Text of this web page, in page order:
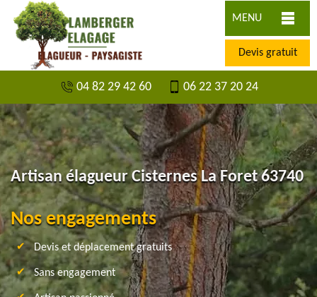
MENU
Devis gratuit
04 82 29 42 60 06 22 37 20 24
Artisan élagueur Cisternes La Foret 63740
Nos engagements
Devis et déplacement gratuits
Sans engagement